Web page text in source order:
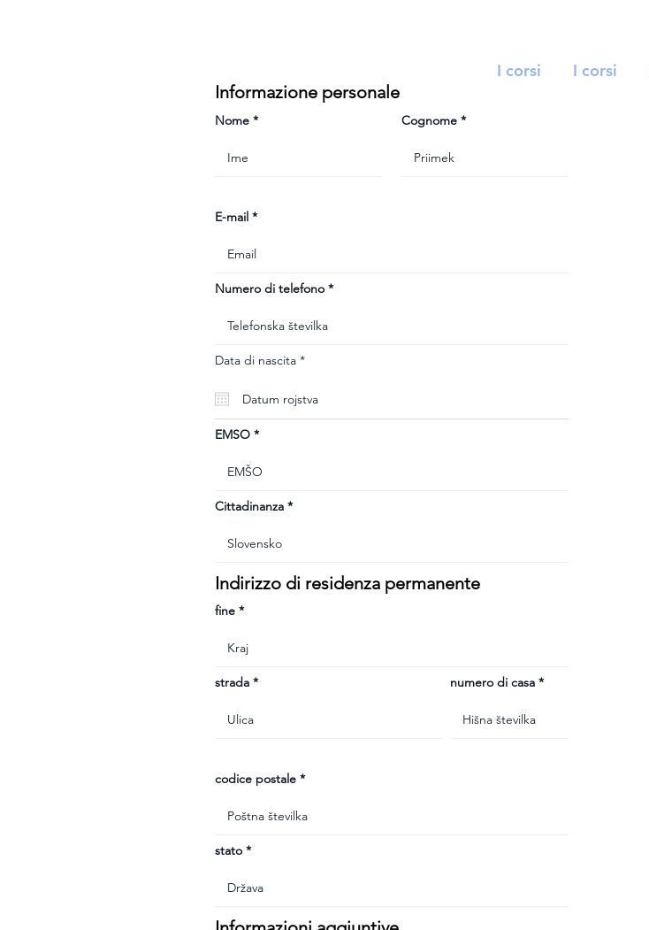
Informazione personale
Nome Cognome
E-mail
Numero di telefono
Data di nascita *r
u
i
r
EMSO
Cittadinanza
Indirizzo di residenza permanente
fine
strada numero di casa
codice postale
stato
I corsi I corsi